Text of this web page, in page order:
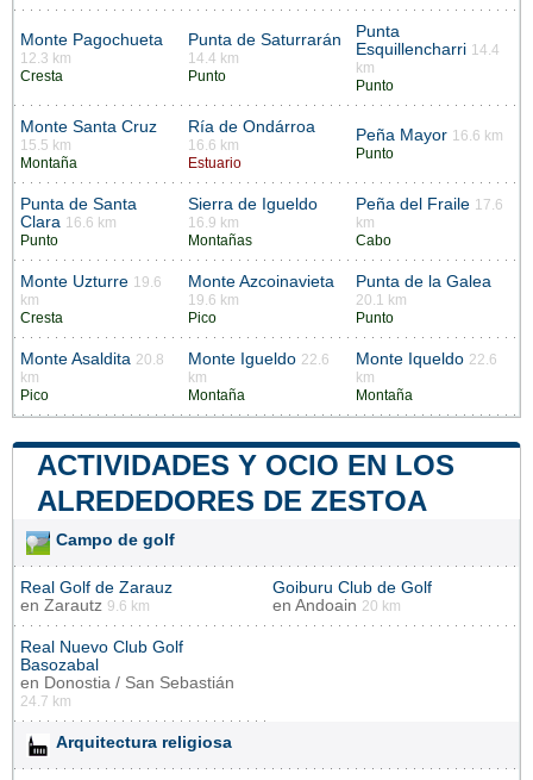
Monte Pagochueta
12.3 km
Cresta
Punta de Saturrarán
14.4 km
Punto
Punta
Esquillencharri 14.4
km
Punto
Monte Santa Cruz
15.5 km
Montaña
Ría de Ondárroa
16.6 km
Estuario
Peña Mayor 16.6 km
Punto
Punta de Santa
Clara 16.6 km
Punto
Sierra de Igueldo
16.9 km
Montañas
Peña del Fraile 17.6
km
Cabo
Monte Uzturre 19.6
km
Cresta
Monte Azcoinavieta
19.6 km
Pico
Punta de la Galea
20.1 km
Punto
Monte Asaldita 20.8
km
Pico
Monte Igueldo 22.6
km
Montaña
Monte Iqueldo 22.6
km
Montaña
ACTIVIDADES Y OCIO EN LOS
ALREDEDORES DE ZESTOA
Campo de golf
Real Golf de Zarauz
en Zarautz 9.6 km
Goiburu Club de Golf
en Andoain 20 km
Real Nuevo Club Golf
Basozabal
en Donostia / San Sebastián
24.7 km
Arquitectura religiosa